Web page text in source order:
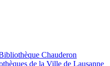
Chauderon
de la Ville de Lausanne